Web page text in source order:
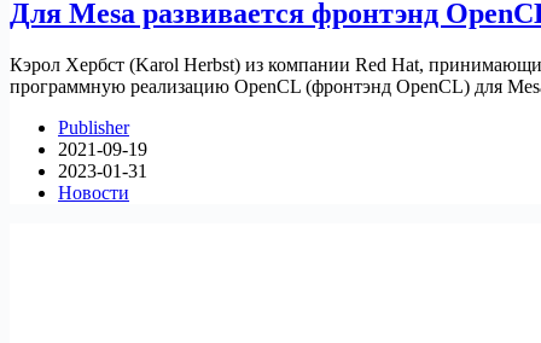
Для Mesa развивается фронтэнд
Кэрол Хербст (Karol Herbst) из компании Red Hat,
программную реализацию OpenCL (фронтэнд OpenCL) для
Publisher
2021-09-19
2023-01-31
Новости